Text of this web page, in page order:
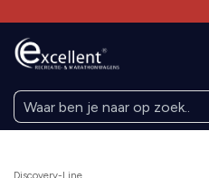
Discovery-Line